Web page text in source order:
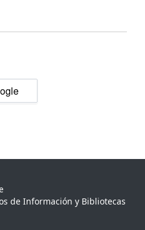
de Información y Bibliotecas